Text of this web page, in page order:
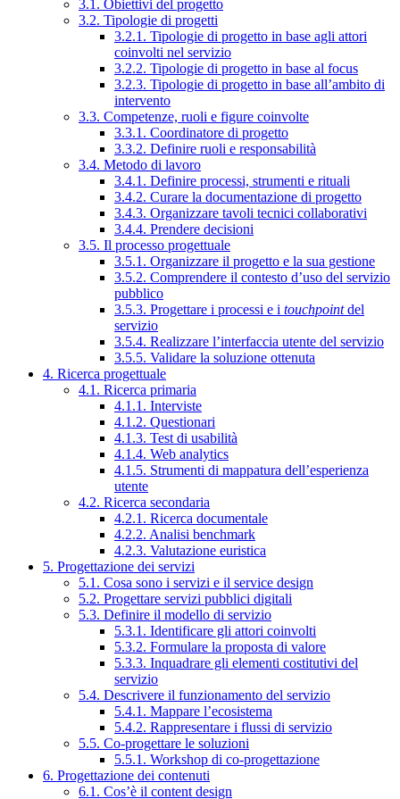
3.1. Obiettivi del progetto
3.2. Tipologie di progetti
3.2.1. Tipologie di progetto in base agli attori
coinvolti nel servizio
3.2.2. Tipologie di progetto in base al focus
3.2.3. Tipologie di progetto in base all’ambito di
intervento
3.3. Competenze, ruoli e figure coinvolte
3.3.1. Coordinatore di progetto
3.3.2. Definire ruoli e responsabilità
3.4. Metodo di lavoro
3.4.1. Definire processi, strumenti e rituali
3.4.2. Curare la documentazione di progetto
3.4.3. Organizzare tavoli tecnici collaborativi
3.4.4. Prendere decisioni
3.5. Il processo progettuale
3.5.1. Organizzare il progetto e la sua gestione
3.5.2. Comprendere il contesto d’uso del servizio
pubblico
3.5.3. Progettare i processi e i touchpointdel
servizio
3.5.4. Realizzare l’interfaccia utente del servizio
3.5.5. Validare la soluzione ottenuta
4. Ricerca progettuale
4.1. Ricerca primaria
4.1.1. Interviste
4.1.2. Questionari
4.1.3. Test di usabilità
4.1.4. Web analytics
4.1.5. Strumenti di mappatura dell’esperienza
utente
4.2. Ricerca secondaria
4.2.1. Ricerca documentale
4.2.2. Analisi benchmark
4.2.3. Valutazione euristica
5. Progettazione dei servizi
5.1. Cosa sono i servizi e il service design
5.2. Progettare servizi pubblici digitali
5.3. Definire il modello di servizio
5.3.1. Identificare gli attori coinvolti
5.3.2. Formulare la proposta di valore
5.3.3. Inquadrare gli elementi costitutivi del
servizio
5.4. Descrivere il funzionamento del servizio
5.4.1. Mappare l’ecosistema
5.4.2. Rappresentare i flussi di servizio
5.5. Co-progettare le soluzioni
5.5.1. Workshop di co-progettazione
6. Progettazione dei contenuti
6.1. Cos’è il content design